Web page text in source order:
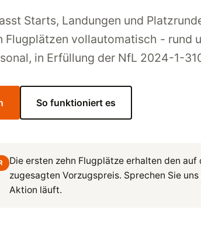
Starts, Landungen und
Flugplätzen vollautomatisch - rund
in Erfüllung der NfL 2024-1-
So funktioniert es
Die ersten zehn Flugplätze erhalten den auf
zugesagten Vorzugspreis. Sprechen Sie
Aktion läuft.